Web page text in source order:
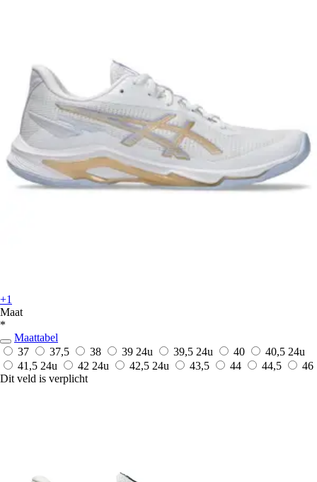
+1
Maat
*
Maattabel
37
37,5 38 39 24u 39,5 24u 40 40,5 24u
41,5 24u 42 24u 42,5 24u 43,5 44 44,5
46
Dit veld is verplicht